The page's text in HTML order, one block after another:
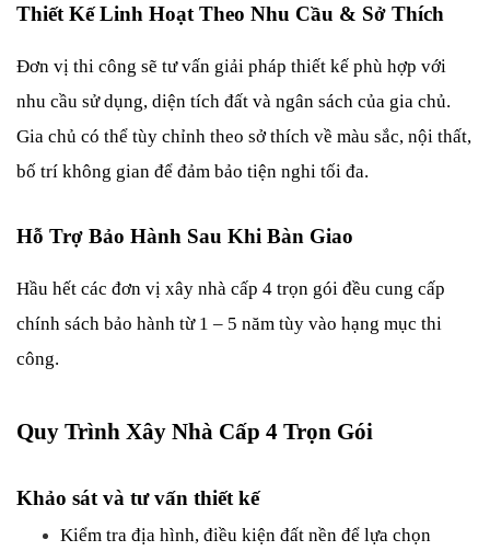
Thiết Kế Linh Hoạt Theo Nhu Cầu & Sở Thích
Đơn vị thi công sẽ tư vấn giải pháp thiết kế phù hợp với
nhu cầu sử dụng, diện tích đất và ngân sách của gia chủ.
Gia chủ có thể tùy chỉnh theo sở thích về màu sắc, nội thất,
bố trí không gian để đảm bảo tiện nghi tối đa.
Hỗ Trợ Bảo Hành Sau Khi Bàn Giao
Hầu hết các đơn vị xây nhà cấp 4 trọn gói đều cung cấp
chính sách bảo hành từ 1 – 5 năm tùy vào hạng mục thi
công.
Quy Trình Xây Nhà Cấp 4 Trọn Gói
Khảo sát và tư vấn thiết kế
Kiểm tra địa hình, điều kiện đất nền để lựa chọn